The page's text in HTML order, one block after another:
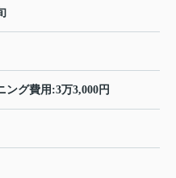
ング費用:3万3,000円